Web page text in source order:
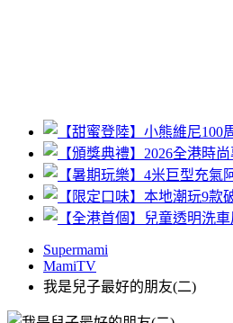
Supermami
MamiTV
我是兒子最好的朋友(二)